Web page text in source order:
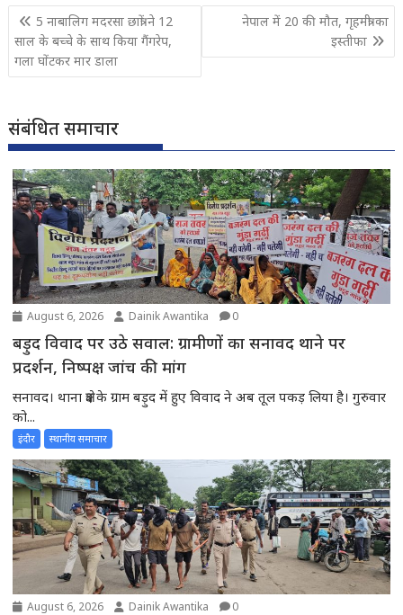
Post
navigation
5 नाबालिग मदरसा छात्रों ने 12
साल के बच्चे के साथ किया गैंगरेप,
गला घोंटकर मार डाला
नेपाल में 20 की मौत, गृहमंत्री का
इस्तीफा
संबंधित समाचार
August 6, 2026 Dainik Awantika 0
बड़ुद विवाद पर उठे सवाल: ग्रामीणों का सनावद थाने पर
प्रदर्शन, निष्पक्ष जांच की मांग
सनावद। थाना क्षेत्र के ग्राम बड़ुद में हुए विवाद ने अब तूल पकड़ लिया है। गुरुवार
को...
इंदौर स्थानीय समाचार
August 6, 2026 Dainik Awantika 0